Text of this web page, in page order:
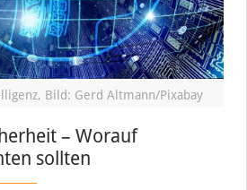
Bild: Gerd Altmann/Pixabay
– Worauf
sollten